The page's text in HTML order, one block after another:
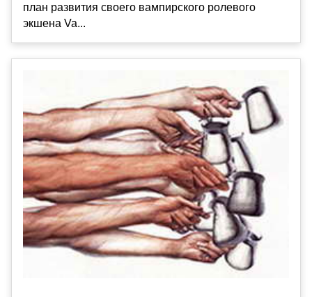
план развития своего вампирского ролевого
экшена Va...